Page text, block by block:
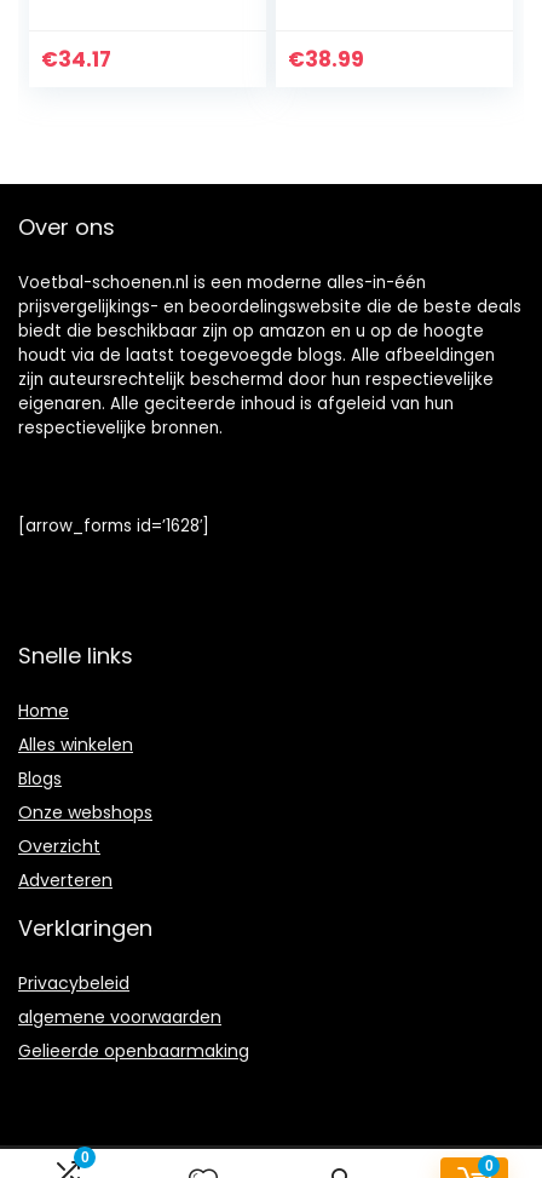
0
0
AG Lange nagels
Schoenen Riem
Professionele
€34.17
voetbalschoenen
€38.99
Over ons
Voetbal-schoenen.nl is een moderne alles-in-één
prijsvergelijkings- en beoordelingswebsite die de beste deals
biedt die beschikbaar zijn op amazon en u op de hoogte
houdt via de laatst toegevoegde blogs. Alle afbeeldingen
zijn auteursrechtelijk beschermd door hun respectievelijke
eigenaren. Alle geciteerde inhoud is afgeleid van hun
respectievelijke bronnen.
[arrow_forms id=’1628′]
Snelle links
Home
Alles winkelen
Blogs
Onze webshops
Overzicht
Adverteren
Verklaringen
Privacybeleid
algemene voorwaarden
Gelieerde openbaarmaking